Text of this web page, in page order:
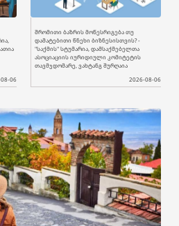
06
შრომითი ბაზრის მოწესრიგება თუ
დამატებითი წნეხი ბიზნესისთვის? -
"საქმის" სტუმარია, დამსაქმებელთა
ასოციაციის იურიდიული კომიტეტის
თავმჯდომარე, ვახტანგ შურღაია
2026-08-06